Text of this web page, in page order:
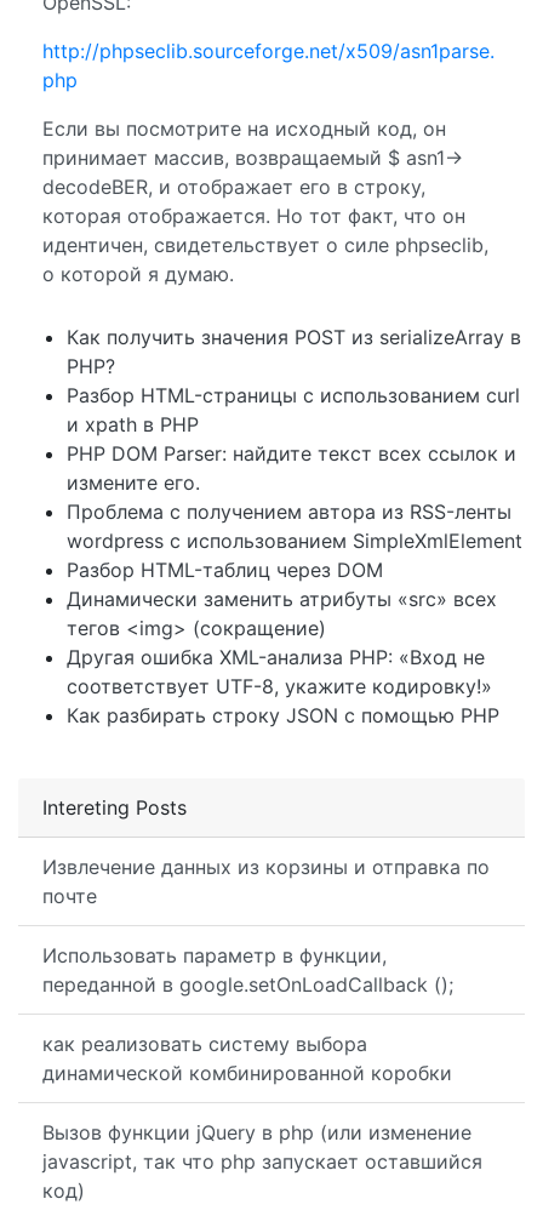
Intereting Posts
Извлечение данных из корзины и отправка по
почте
Использовать параметр в функции,
переданной в google.setOnLoadCallback ();
как реализовать систему выбора
динамической комбинированной коробки
Вызов функции jQuery в php (или изменение
javascript, так что php запускает оставшийся
код)
http://phpseclib.sourceforge.net/x509/asn1parse.
php
Если вы посмотрите на исходный код, он
принимает массив, возвращаемый $ asn1->
decodeBER, и отображает его в строку,
которая отображается. Но тот факт, что он
идентичен, свидетельствует о силе phpseclib,
о которой я думаю.
Как получить значения POST из serializeArray в
PHP?
Разбор HTML-страницы с использованием curl
и xpath в PHP
PHP DOM Parser: найдите текст всех ссылок и
измените его.
Проблема с получением автора из RSS-ленты
wordpress с использованием SimpleXmlElement
Разбор HTML-таблиц через DOM
Динамически заменить атрибуты «src» всех
тегов <img> (сокращение)
Другая ошибка XML-анализа PHP: «Вход не
соответствует UTF-8, укажите кодировку!»
Как разбирать строку JSON с помощью PHP